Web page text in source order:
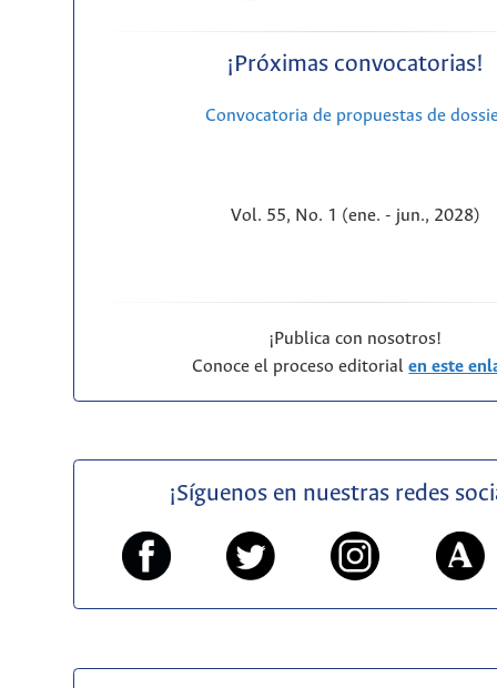
¡Próximas convocatorias!
Convocatoria de propuestas de
Vol. 55, No. 1 (ene. - jun., 2028)
¡Publica con nosotros!
Conoce el proceso editorialen este
¡Síguenos en nuestras redes